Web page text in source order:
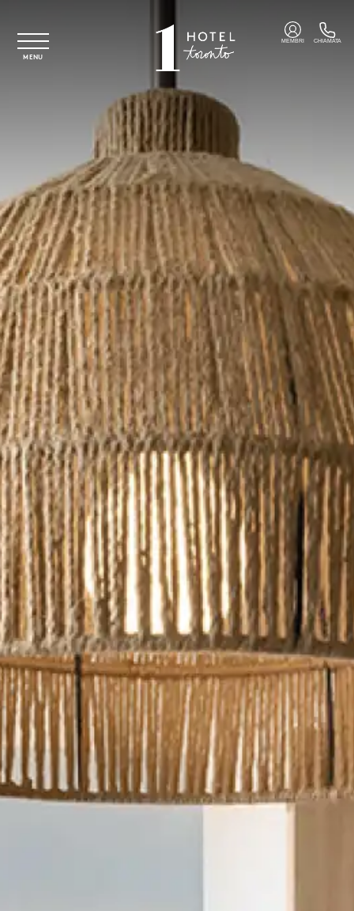
MENU
MEMBRI CHIAMATA